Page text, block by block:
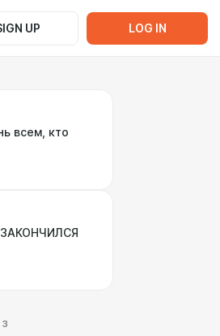
UP LOG IN
всем, кто
3